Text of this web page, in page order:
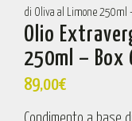
di Oliva al Limone 250ml
Olio
250ml –
89,00€